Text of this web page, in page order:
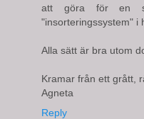
att göra för en
"insorteringssystem" i
Alla sätt är bra utom
Kramar från ett grått,
Agneta
Reply